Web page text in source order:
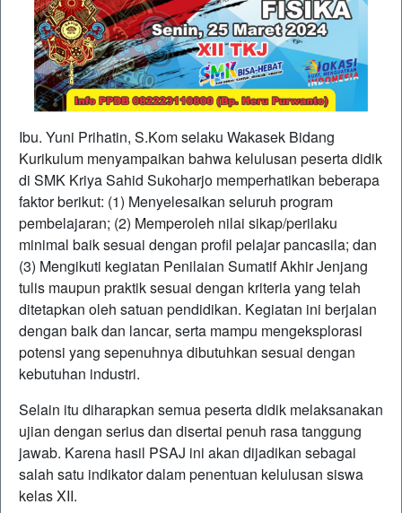
Ibu. Yuni Prihatin, S.Kom selaku Wakasek Bidang
Kurikulum menyampaikan bahwa kelulusan peserta didik
di SMK Kriya Sahid Sukoharjo memperhatikan beberapa
faktor berikut: (1) Menyelesaikan seluruh program
pembelajaran; (2) Memperoleh nilai sikap/perilaku
minimal baik sesuai dengan profil pelajar pancasila; dan
(3) Mengikuti kegiatan Penilaian Sumatif Akhir Jenjang
tulis maupun praktik sesuai dengan kriteria yang telah
ditetapkan oleh satuan pendidikan. Kegiatan ini berjalan
dengan baik dan lancar, serta mampu mengeksplorasi
potensi yang sepenuhnya dibutuhkan sesuai dengan
kebutuhan industri.
Selain itu diharapkan semua peserta didik melaksanakan
ujian dengan serius dan disertai penuh rasa tanggung
jawab. Karena hasil PSAJ ini akan dijadikan sebagai
salah satu indikator dalam penentuan kelulusan siswa
kelas XII.